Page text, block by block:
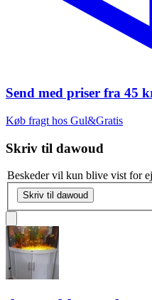
Send med priser fra 45
Køb fragt hos Gul&Gratis
Skriv til dawoud
Beskeder vil kun blive vist for
Skriv til dawoud